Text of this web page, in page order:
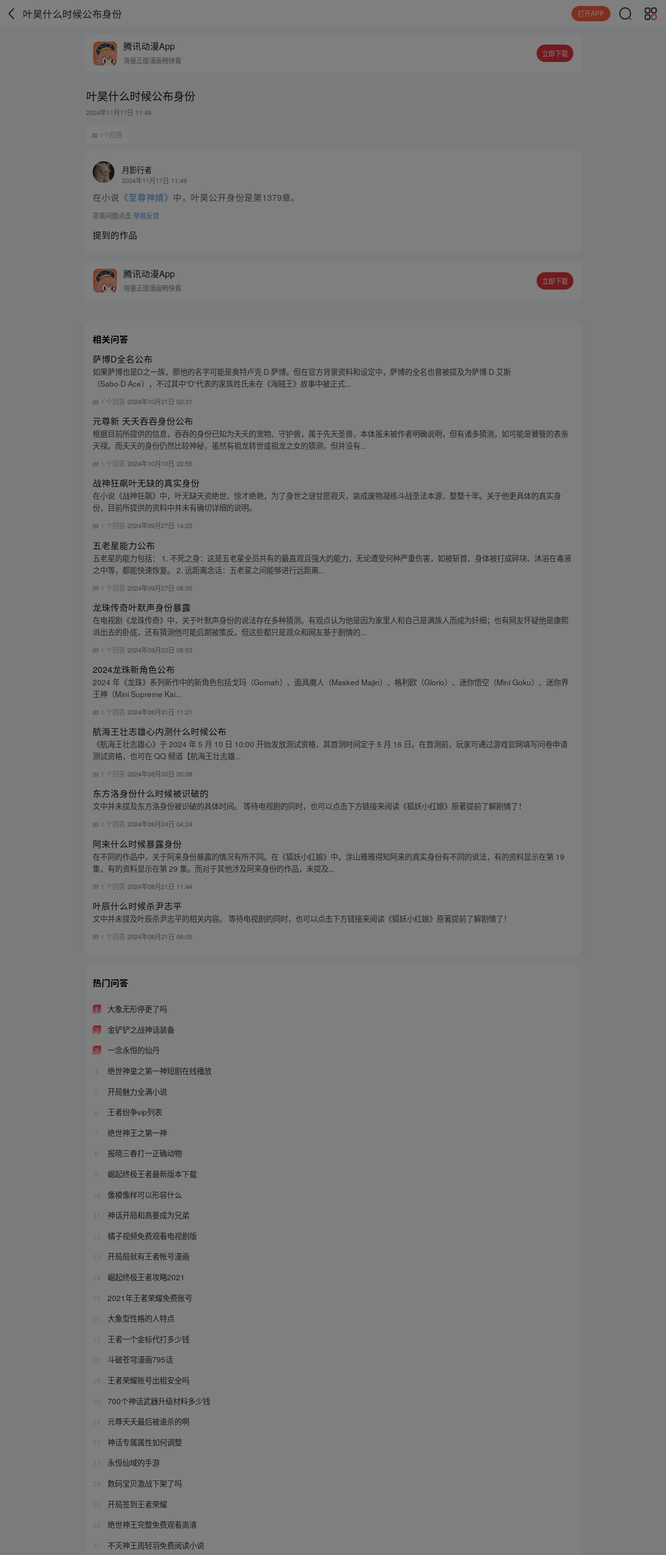
叶昊什么时候公布身份 打开APP
腾讯动漫App
海量正版漫画畅快看
立即下载
叶昊什么时候公布身份
2024年11月17日 11:49
1个回答
月影行者
2024年11月17日 11:49
在小说 《至尊神婿》 中，叶昊公开身份是第1379章。
答案问题点击举报反馈
提到的作品
腾讯动漫App
海量正版漫画畅快看
立即下载
相关问答
萨博D全名公布
如果萨博也是D之一族，那他的名字可能是奥特卢克·D·萨博。但在官方背景资料和设定中，萨博的全名也曾被提及为萨博·D·艾斯
（Sabo·D·Ace），不过其中“D”代表的家族姓氏未在《海贼王》故事中被正式...
1 个回答2024年10月21日 02:31
元尊新 夭夭吞吞身份公布
根据目前所提供的信息，吞吞的身份已知为夭夭的宠物、守护兽，属于先天圣兽，本体虽未被作者明确说明，但有诸多猜测，如可能是饕餮的表亲
天禄。而夭夭的身份仍然比较神秘，虽然有祖龙转世或祖龙之女的猜测，但并没有...
1 个回答2024年10月10日 22:55
战神狂飙叶无缺的真实身份
在小说《战神狂飙》中，叶无缺天资绝世、惊才绝艳，为了身世之谜甘愿寂灭，装成废物凝练斗战圣法本源，整整十年。关于他更具体的真实身
份，目前所提供的资料中并未有确切详细的说明。
1 个回答2024年09月27日 14:23
五老星能力公布
五老星的能力包括： 1. 不死之身：这是五老星全员共有的最直观且强大的能力，无论遭受何种严重伤害，如被斩首、身体被打成碎块、沐浴在毒液
之中等，都能快速恢复。 2. 远距离念话：五老星之间能够进行远距离...
1 个回答 2024年09月27日 08:55
龙珠传奇叶默声身份暴露
在电视剧《龙珠传奇》中，关于叶默声身份的说法存在多种猜测。有观点认为他是因为家里人和自己是满族人而成为奸细；也有网友怀疑他是康熙
派出去的卧底，还有猜测他可能后期被策反。但这些都只是观众和网友基于剧情的...
1 个回答 2024年09月23日 08:53
2024龙珠新角色公布
2024 年《龙珠》系列新作中的新角色包括戈玛（Gomah）、面具魔人（Masked Majin）、格利欧（Glorio）、迷你悟空（Mini Goku）、迷你界
王神（Mini Supreme Kai...
1 个回答2024年08月31日 11:21
航海王壮志雄心内测什么时候公布
《航海王壮志雄心》于 2024 年 5 月 10 日 10:00 开始发放测试资格，其首测时间定于 5 月 16 日。在首测前，玩家可通过游戏官网填写问卷申请
测试资格，也可在 QQ 频道【航海王壮志雄...
1 个回答2024年08月30日 20:08
东方洛身份什么时候被识破的
文中并未提及东方洛身份被识破的具体时间。 等待电视剧的同时，也可以点击下方链接来阅读《狐妖小红娘》原著提前了解剧情了！
1 个回答2024年08月24日 04:24
阿来什么时候暴露身份
在不同的作品中，关于阿来身份暴露的情况有所不同。在《狐妖小红娘》中，涂山雅雅得知阿来的真实身份有不同的说法，有的资料显示在第 19
集，有的资料显示在第 29 集。而对于其他涉及阿来身份的作品，未提及...
1 个回答 2024年08月21日 11:44
叶辰什么时候杀尹志平
文中并未提及叶辰杀尹志平的相关内容。 等待电视剧的同时，也可以点击下方链接来阅读《狐妖小红娘》原著提前了解剧情了！
1 个回答 2024年08月21日 06:05
热门问答
1 大象无形停更了吗
2 金铲铲之战神话装备
3 一念永恒的仙丹
4 绝世神皇之第一神短剧在线播放
5 开局魅力全满小说
6 王者纷争vip列表
7 绝世神王之第一神
8 报晓三春打一正确动物
9 崛起终极王者最新版本下载
10 像模像样可以形容什么
神话开局和高要成为兄弟
12 橘子视频免费观看电视剧版
13 开局局就有王者帐号漫画
14 崛起终极王者攻略2021
15 2021年王者荣耀免费账号
16 大象型性格的人特点
17 王者一个金标代打多少钱
18 斗破苍穹漫画795话
19 王者荣耀账号出租安全吗
20 700个神话武器升级材料多少钱
21 元尊夭夭最后被谁杀的啊
22 神话专属属性如何调整
23 永恒仙域的手游
24 数码宝贝激战下架了吗
25 开局签到王者荣耀
26 绝世神王完整免费观看高清
27 不灭神王周轻羽免费阅读小说